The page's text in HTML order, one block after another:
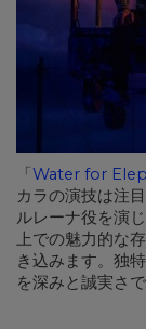
「Water for
カラの演技は注
ルレーナ役を演
上での魅力的な
き込みます。独
を深みと誠実さ